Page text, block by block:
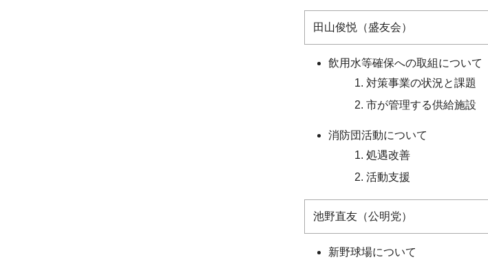
田山俊悦（盛友会）
飲用水等確保への取組について
対策事業の状況と課題
市が管理する供給施設
消防団活動について
処遇改善
活動支援
池野直友（公明党）
新野球場について